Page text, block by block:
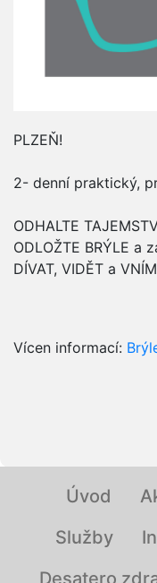
PLZEŇ!
2- denní praktický,
ODHALTE
ODLOŽTE BRÝLE a
DÍVAT, VIDĚT a
Vícen informací:
Úvod
Služby